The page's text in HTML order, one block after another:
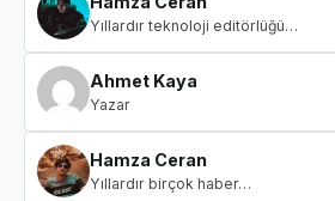
Yıllardır teknoloji editörlüğü…
Ahmet Kaya
Yazar
Hamza Ceran
Yıllardır birçok haber…